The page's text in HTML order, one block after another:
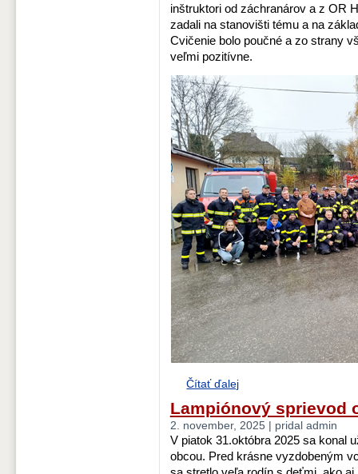
inštruktori od záchranárov a z OR
zadali na stanovišti tému a na
Cvičenie bolo poučné a zo strany
veľmi pozitívne.
Čítať ďalej
Lampiónový sprievod
2. november, 2025 | pridal admin
V piatok 31.októbra 2025 sa konal
obcou. Pred krásne vyzdobeným